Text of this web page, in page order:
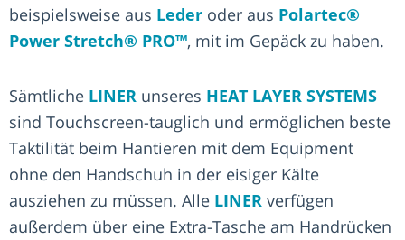
beispielsweise aus Leder oder aus Polartec®
Power Stretch® PRO™, mit im Gepäck zu haben.
Sämtliche LINER unseres HEAT LAYER SYSTEMS
sind Touchscreen-tauglich und ermöglichen beste
Taktilität beim Hantieren mit dem Equipment
ohne den Handschuh in der eisiger Kälte
ausziehen zu müssen. Alle LINER verfügen
außerdem über eine Extra-Tasche am Handrücken